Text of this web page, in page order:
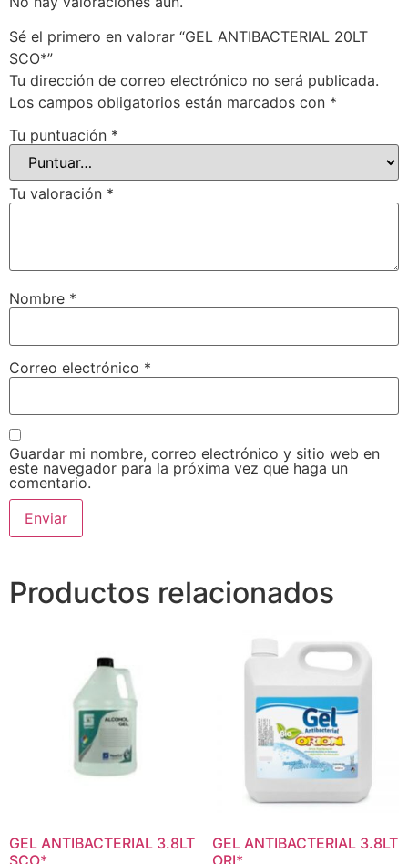
Sé el primero en valorar “GEL ANTIBACTERIAL 20LT
SCO*”
Tu dirección de correo electrónico no será publicada.
Los campos obligatorios están marcados con *
Tu puntuación *
Tu valoración *
Nombre *
Correo electrónico *
Guardar mi nombre, correo electrónico y sitio web en
este navegador para la próxima vez que haga un
comentario.
Productos relacionados
GEL ANTIBACTERIAL 3.8LT
SCO*
GEL ANTIBACTERIAL 3.8LT
ORI*